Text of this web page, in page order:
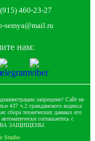
460-23-27
semya@mail.ru
нам:
запрещено! Сайт не
437 ч.2 гражданского кодекса
сбора технических данных его
соглашаетесь с
ЗАЩИЩЕНЫ.
Studio